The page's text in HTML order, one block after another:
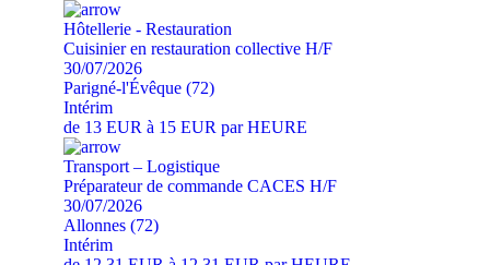
Hôtellerie - Restauration
Cuisinier en restauration collective H/F
30/07/2026
Parigné-l'Évêque (72)
Intérim
de 13 EUR à 15 EUR par HEURE
Transport – Logistique
Préparateur de commande CACES H/F
30/07/2026
Allonnes (72)
Intérim